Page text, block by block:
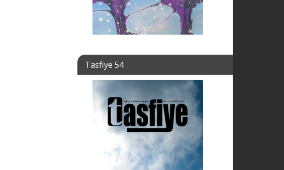
Tasfiye 54